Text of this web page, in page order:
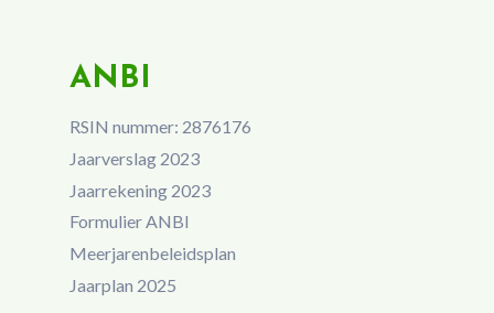
ANBI
RSIN nummer: 2876176
Jaarverslag 2023
Jaarrekening 2023
Formulier ANBI
Meerjarenbeleidsplan
Jaarplan 2025